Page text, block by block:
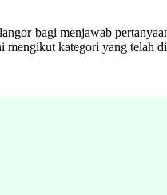
bagi menjawab
kategori yang telah